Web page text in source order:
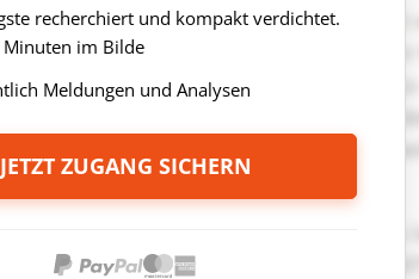
recherchiert und kompakt verdichtet.
Minuten im Bilde
Meldungen und Analysen
JETZT ZUGANG SICHERN